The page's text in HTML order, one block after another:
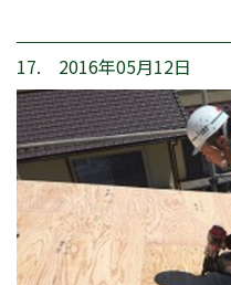
17. 2016年05月12日